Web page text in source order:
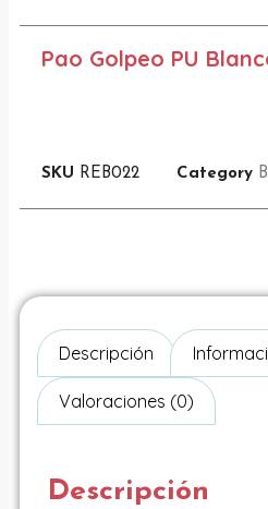
Pao Golpeo PU
SKU REB022 Category
Descripción
Valoraciones (0)
Descripción